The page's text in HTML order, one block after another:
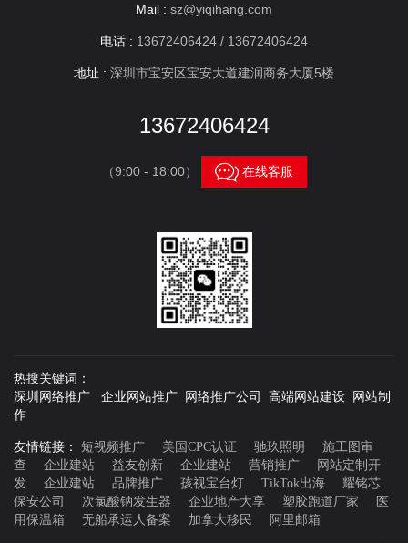
Mail : sz@yiqihang.com
电话 : 13672406424 / 13672406424
地址 : 深圳市宝安区宝安大道建润商务大厦5楼
13672406424
（9:00 - 18:00） 在线客服
热搜关键词：
深圳网络推广 企业网站推广 网络推广公司 高端网站建设 网站制
作
友情链接： 短视频推广 美国CPC认证 驰玖照明
施工图审
查
企业建站 益友创新 企业建站 营销推广
网站定制开
发
企业建站 品牌推广 孩视宝台灯 TikTok出海
耀铭芯
保安公司
次氯酸钠发生器 企业地产大享 塑胶跑道厂家
医
用保温箱
无船承运人备案 加拿大移民 阿里邮箱